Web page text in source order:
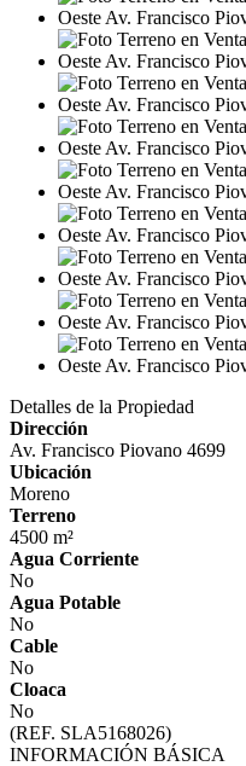
Detalles de la Propiedad
Dirección
Av. Francisco Piovano 4699
Ubicación
Moreno
Terreno
4500 m²
Agua Corriente
No
Agua Potable
No
Cable
No
Cloaca
No
(REF. SLA5168026)
INFORMACIÓN BÁSICA